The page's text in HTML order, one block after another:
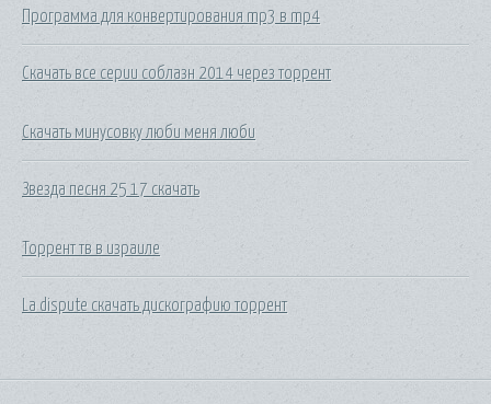
Программа для конвертирования mp3 в mp4
Скачать все серии соблазн 2014 через торрент
Скачать минусовку люби меня люби
Звезда песня 25 17 скачать
Торрент тв в израиле
La dispute скачать дискографию торрент